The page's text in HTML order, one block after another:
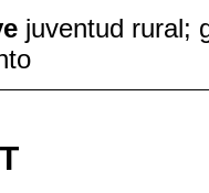
juventud rural;